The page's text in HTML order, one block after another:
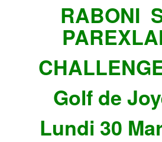
RABONI
Golf de
Lundi 30